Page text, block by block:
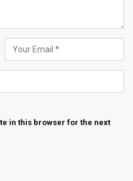
in this browser for the next